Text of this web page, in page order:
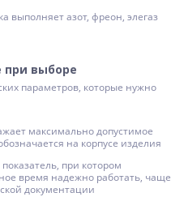
выполняет азот, фреон, элегаз
при выборе
параметров, которые нужно
максимально допустимое
на корпусе изделия
при котором
время надежно работать, чаще
документации